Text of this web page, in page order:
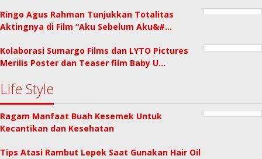
Ringo Agus Rahman Tunjukkan Totalitas
Aktingnya di Film “Aku Sebelum Aku&#…
Kolaborasi Sumargo Films dan LYTO Pictures
Merilis Poster dan Teaser film Baby U…
Life Style
Ragam Manfaat Buah Kesemek Untuk
Kecantikan dan Kesehatan
Tips Atasi Rambut Lepek Saat Gunakan Hair Oil